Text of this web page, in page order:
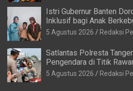
Istri Gubernur Banten
Inklusif bagi Anak
5 Agustus 2026 Redaksi
Satlantas Polresta
Pengendara di Titik
5 Agustus 2026 Redaksi